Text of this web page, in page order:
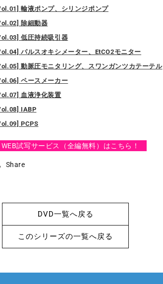
全
9
巻
の
数
量
を
ら
す
全
の
数
量
を
増
や
輸液ポンプ、シリンジポンプ
除細動器
低圧持続吸引器
パルスオキシメーター、EtCO2モニター
動脈圧モニタリング、スワンガンツカテーテル
ペースメーカー
血液浄化装置
IABP
PCPS
WEB試写サービス（全編無料）はこちら！
Share
DVD一覧へ戻る
このシリーズの一覧へ戻る